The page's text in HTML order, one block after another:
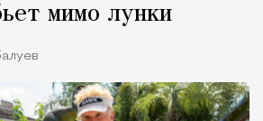
мимо лунки